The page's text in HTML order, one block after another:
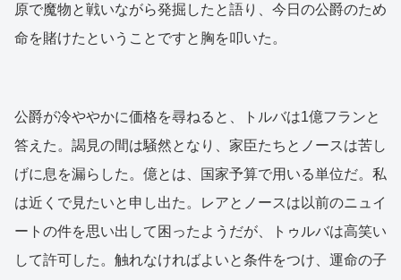
原で魔物と戦いながら発掘したと語り、今日の公爵のため
命を賭けたということですと胸を叩いた。
公爵が冷ややかに価格を尋ねると、トルバは1億フランと
答えた。謁見の間は騒然となり、家臣たちとノースは苦し
げに息を漏らした。億とは、国家予算で用いる単位だ。私
は近くで見たいと申し出た。レアとノースは以前のニュイ
ートの件を思い出して困ったようだが、トゥルバは高笑い
して許可した。触れなければよいと条件をつけ、運命の子